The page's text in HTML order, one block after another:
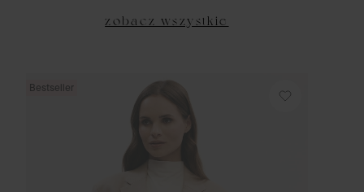
zobacz wszystkie
Bestseller